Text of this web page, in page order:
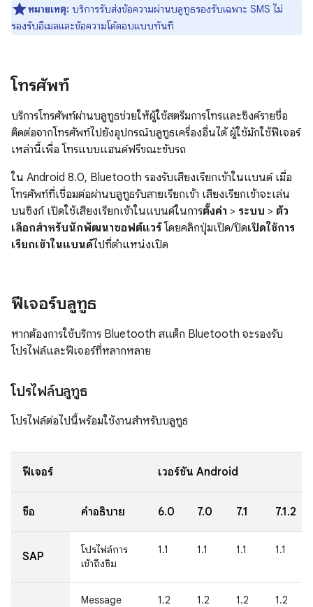
หมายเหตุ: บริการรับส่งข้อความผ่านบลูทูธรองรับเฉพาะ SMS ไม่
รองรับอีเมลและข้อความโต้ตอบแบบทันที
โทรศัพท์
บริการโทรศัพท์ผ่านบลูทูธช่วยให้ผู้ใช้สตรีมการโทรและซิงค์รายชื่อ
ติดต่อจากโทรศัพท์ไปยังอุปกรณ์บลูทูธเครื่องอื่นได้ ผู้ใช้มักใช้ฟีเจอร์
เหล่านี้เพื่อ โทรแบบแฮนด์ฟรีขณะขับรถ
ใน Android 8.0, Bluetooth รองรับเสียงเรียกเข้าในแบนด์ เมื่อ
โทรศัพท์ที่เชื่อมต่อผ่านบลูทูธรับสายเรียกเข้า เสียงเรียกเข้าจะเล่น
บนซิงก์ เปิดใช้เสียงเรียกเข้าในแบนด์ในการตั้งค่า > ระบบ > ตัว
เลือกสำหรับนักพัฒนาซอฟต์แวร์โดยคลิกปุ่มเปิด/ปิดเปิดใช้การ
เรียกเข้าในแบนด์ไปที่ตำแหน่งเปิด
ฟีเจอร์บลูทูธ
หากต้องการใช้บริการ Bluetooth สแต็ก Bluetooth จะรองรับ
โปรไฟล์และฟีเจอร์ที่หลากหลาย
โปรไฟล์บลูทูธ
โปรไฟล์ต่อไปนี้พร้อมใช้งานสำหรับบลูทูธ
ฟีเจอร์ เวอร์ชัน Android
ชื่อ คำอธิบาย 6.0 7.0 7.1 7.1.2
SAP
โปรไฟล์การ
เข้าถึงซิม
1.1 1.1 1.1 1.1
Message
1.2 1.2 1.2 1.2